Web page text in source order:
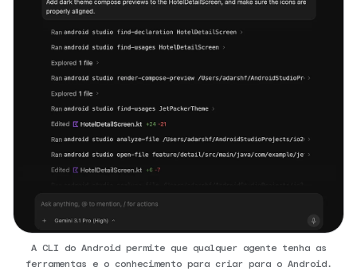
A CLI do Android permite que qualquer agente tenha as
ferramentas e o conhecimento para criar para o Android.